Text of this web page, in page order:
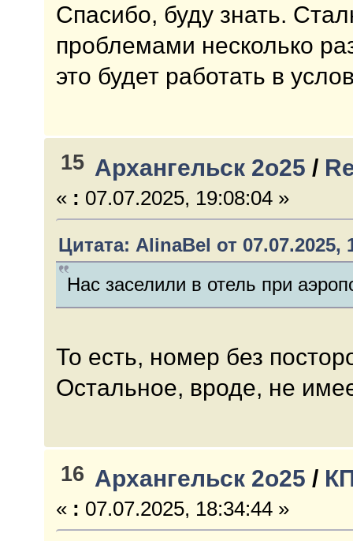
Спасибо, буду знать.
проблемами несколько
это будет работать в
15 Архангельск 2о25 /
« : 07.07.2025, 19:08:04 »
Цитата: AlinaBel от 07.07.2025,
Нас заселили в отель при
То есть, номер без
Остальное, вроде, не
16 Архангельск 2о25 /
« : 07.07.2025, 18:34:44 »